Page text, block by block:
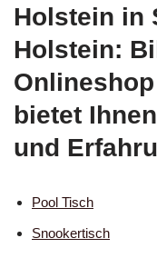
Holstein in
Holstein:
bietet
und
Pool Tisch
Snookertisch